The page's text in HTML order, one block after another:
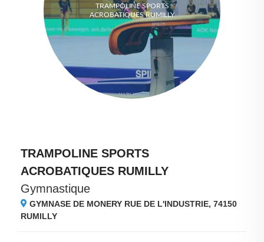
TRAMPOLINE SPORTS
ACROBATIQUES RUMILLY
TRAMPOLINE SPORTS
ACROBATIQUES RUMILLY
Gymnastique
GYMNASE DE MONERY RUE DE L'INDUSTRIE, 74150
RUMILLY